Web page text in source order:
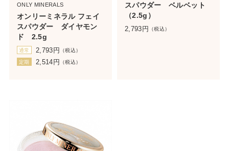
ONLY MINERALS
オンリーミネラル フェイ
スパウダー ダイヤモン
ド 2.5g
通常 2,793 円 （税込）
定期 2,514 円 （税込）
スパウダー ベルベット
（2.5g）
2,793 円 （税込）